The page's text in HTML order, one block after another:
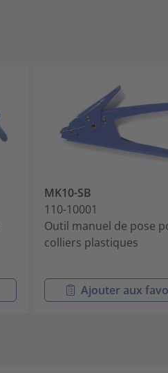
MK10-SB
110-10001
Outil manuel de pose
colliers plastiques
Ajouter aux